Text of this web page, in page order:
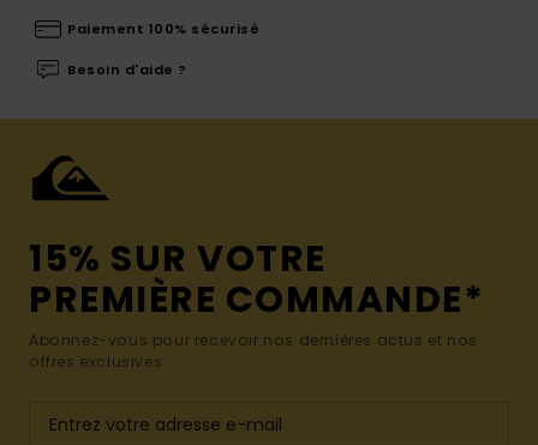
Paiement 100% sécurisé
Besoin d'aide ?
15% SUR VOTRE
PREMIÈRE COMMANDE*
Abonnez-vous pour recevoir nos dernières actus et nos
offres exclusives.